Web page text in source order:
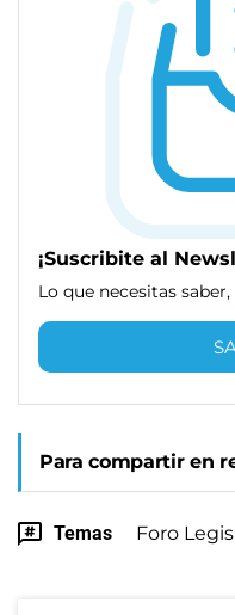
¡Suscribite al
Lo que necesitas
Para compartir en
Temas Foro